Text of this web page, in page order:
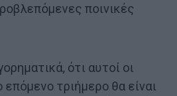
ποινικές
ότι αυτοί οι
επόμενο τριήμερο θα είναι